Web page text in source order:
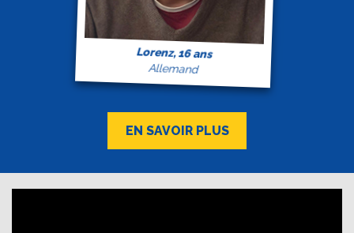
Lorenz, 16 ans
Allemand
EN SAVOIR PLUS